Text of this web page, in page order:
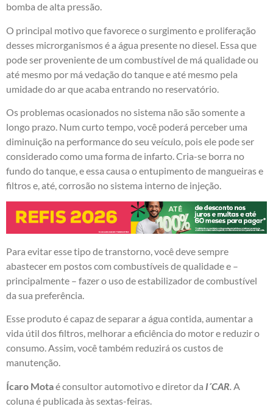
bomba de alta pressão.
O principal motivo que favorece o surgimento e proliferação
desses microrganismos é a água presente no diesel. Essa que
pode ser proveniente de um combustível de má qualidade ou
até mesmo por má vedação do tanque e até mesmo pela
umidade do ar que acaba entrando no reservatório.
Os problemas ocasionados no sistema não são somente a
longo prazo. Num curto tempo, você poderá perceber uma
diminuição na performance do seu veículo, pois ele pode ser
considerado como uma forma de infarto. Cria-se borra no
fundo do tanque, e essa causa o entupimento de mangueiras e
filtros e, até, corrosão no sistema interno de injeção.
Para evitar esse tipo de transtorno, você deve sempre
abastecer em postos com combustíveis de qualidade e –
principalmente – fazer o uso de estabilizador de combustível
da sua preferência.
Esse produto é capaz de separar a água contida, aumentar a
vida útil dos filtros, melhorar a eficiência do motor e reduzir o
consumo. Assim, você também reduzirá os custos de
manutenção.
Ícaro Motaé consultor automotivo e diretor da I´CAR A
coluna é publicada às sextas-feiras.